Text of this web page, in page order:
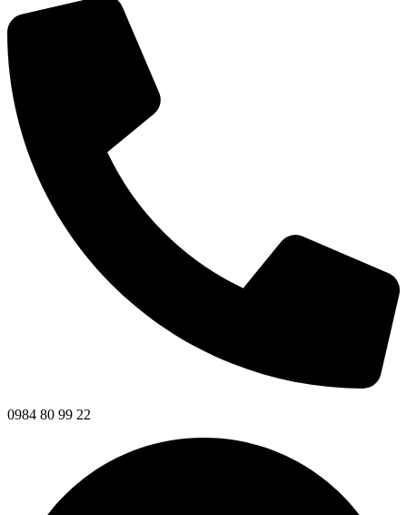
0984 80 99 22